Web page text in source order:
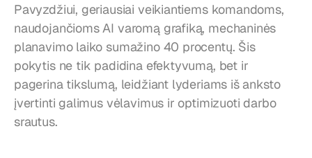
Pavyzdžiui, geriausiai veikiantiems komandoms,
naudojančioms AI varomą grafiką, mechaninės
planavimo laiko sumažino 40 procentų. Šis
pokytis ne tik padidina efektyvumą, bet ir
pagerina tikslumą, leidžiant lyderiams iš anksto
įvertinti galimus vėlavimus ir optimizuoti darbo
srautus.